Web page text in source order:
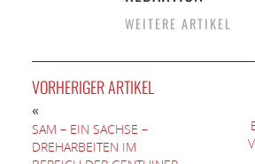
WEITERE ARTIKEL
VORHERIGER ARTIKEL
«
SAM – EIN SACHSE –
DREHARBEITEN IM